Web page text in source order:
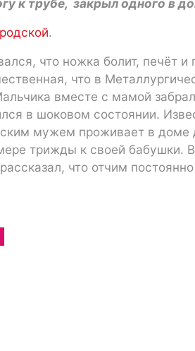
.
что ножка болит, печёт
что в
вместе с мамой
в шоковом состоянии.
мужем проживает в доме
трижды к своей бабушки.
что отчим